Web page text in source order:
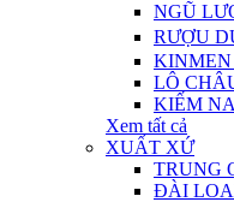
NGŨ
RƯỢU
LÔ
KIẾM
Xem tất cả
XUẤT XỨ
TRUNG
ĐÀI